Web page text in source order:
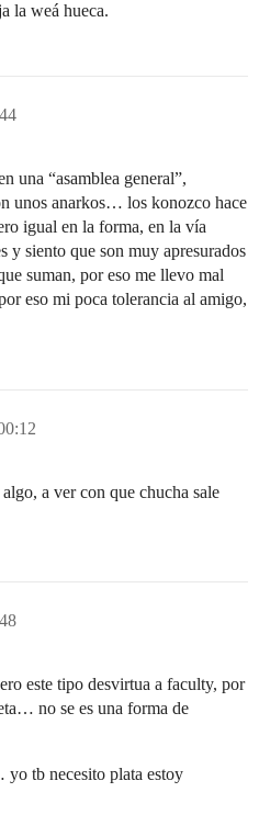
la weá hueca.
una “asamblea general”,
unos anarkos… los konozco hace
igual en la forma, en la vía
y siento que son muy apresurados
suman, por eso me llevo mal
eso mi poca tolerancia al amigo,
a ver con que chucha sale
este tipo desvirtua a faculty, por
no se es una forma de
tb necesito plata estoy